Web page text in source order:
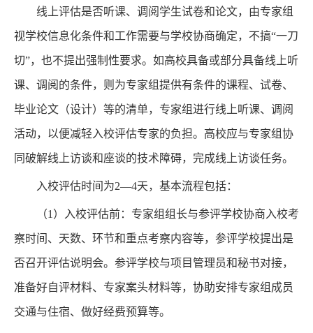
线上评估是否听课、调阅学生试卷和论文，由专家组
视学校信息化条件和工作需要与学校协商确定，不搞“一刀
切”，也不提出强制性要求。如高校具备或部分具备线上听
课、调阅的条件，则为专家组提供有条件的课程、试卷、
毕业论文（设计）等的清单，专家组进行线上听课、调阅
活动，以便减轻入校评估专家的负担。高校应与专家组协
同破解线上访谈和座谈的技术障碍，完成线上访谈任务。
入校评估时间为2—4天，基本流程包括：
（1）入校评估前：专家组组长与参评学校协商入校考
察时间、天数、环节和重点考察内容等，参评学校提出是
否召开评估说明会。参评学校与项目管理员和秘书对接，
准备好自评材料、专家案头材料等，协助安排专家组成员
交通与住宿、做好经费预算等。